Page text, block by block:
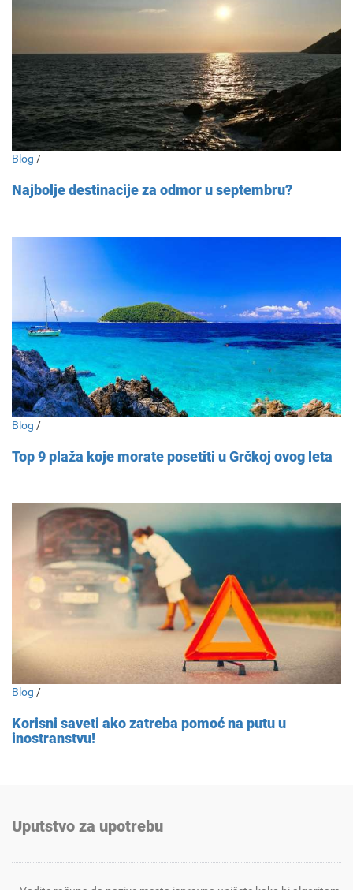
Blog /
Najbolje destinacije za odmor u septembru?
Blog /
Top 9 plaža koje morate posetiti u Grčkoj ovog leta
Blog /
Korisni saveti ako zatreba pomoć na putu u
inostranstvu!
Uputstvo za upotrebu